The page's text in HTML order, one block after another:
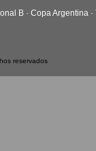
B · Copa Argentina ·
reservados